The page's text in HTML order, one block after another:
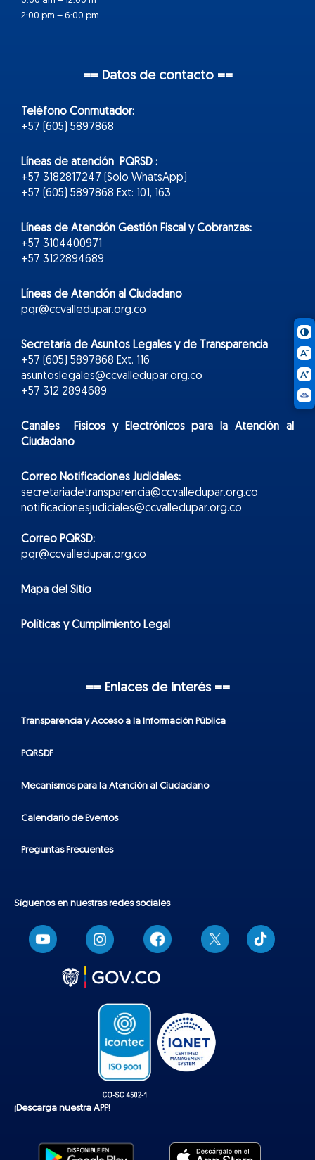
2:00 pm – 6:00 pm
== Datos de contacto ==
Teléfono Conmutador:
+57 (605) 5897868
Líneas de atención PQRSD :
+57 3182817247 (Solo WhatsApp)
+57 (605) 5897868 Ext: 101, 163
Líneas de Atención Gestión Fiscal y Cobranzas:
+57 3104400971
+57 3122894689
Líneas de Atención al Ciudadano
pqr@ccvalledupar.org.co
Secretaría de Asuntos Legales y de Transparencia
+57 (605) 5897868 Ext. 116
asuntoslegales@ccvalledupar.org.co
+57 312 2894689
Canales Físicos yElectrónicospara la Atención al
Ciudadano
Correo Notificaciones Judiciales:
secretariadetransparencia@ccvalledupar.org.co
notificacionesjudiciales@ccvalledupar.org.co
Correo PQRSD:
pqr@ccvalledupar.org.co
Mapa del Sitio
Políticas y Cumplimiento Legal
== Enlaces de interés ==
Transparencia y Acceso a la Información Pública
PQRSDF
Mecanismos para la Atención al Ciudadano
Calendario de Eventos
Preguntas Frecuentes
Síguenos en nuestras redes sociales
T
i
k
¡Descarga nuestra APP!